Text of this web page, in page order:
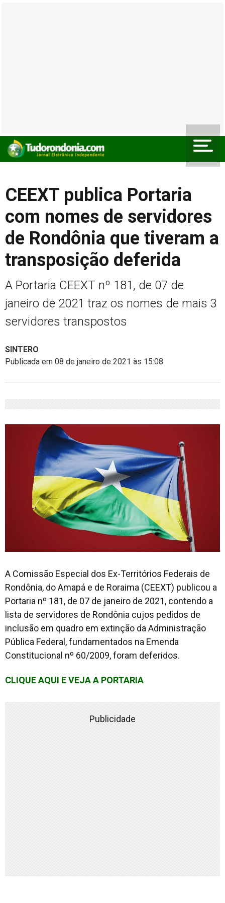
CEEXT publica Portaria
com nomes de servidores
de Rondônia que tiveram a
transposição deferida
A Portaria CEEXT nº 181, de 07 de
janeiro de 2021 traz os nomes de mais 3
servidores transpostos
SINTERO
Publicada em 08 de janeiro de 2021 às 15:08
A Comissão Especial dos Ex-Territórios Federais de
Rondônia, do Amapá e de Roraima (CEEXT) publicou a
Portaria nº 181, de 07 de janeiro de 2021, contendo a
lista de servidores de Rondônia cujos pedidos de
inclusão em quadro em extinção da Administração
Pública Federal, fundamentados na Emenda
Constitucional nº 60/2009, foram deferidos.
CLIQUE AQUI E VEJA A PORTARIA
Publicidade